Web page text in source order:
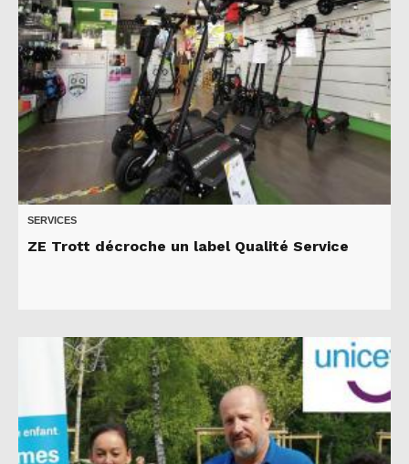
SERVICES
ZE Trott décroche un label Qualité Service